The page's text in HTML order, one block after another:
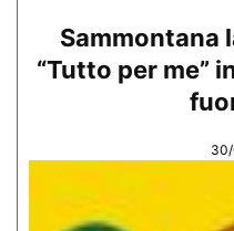
Sammontana
“Tutto per me”